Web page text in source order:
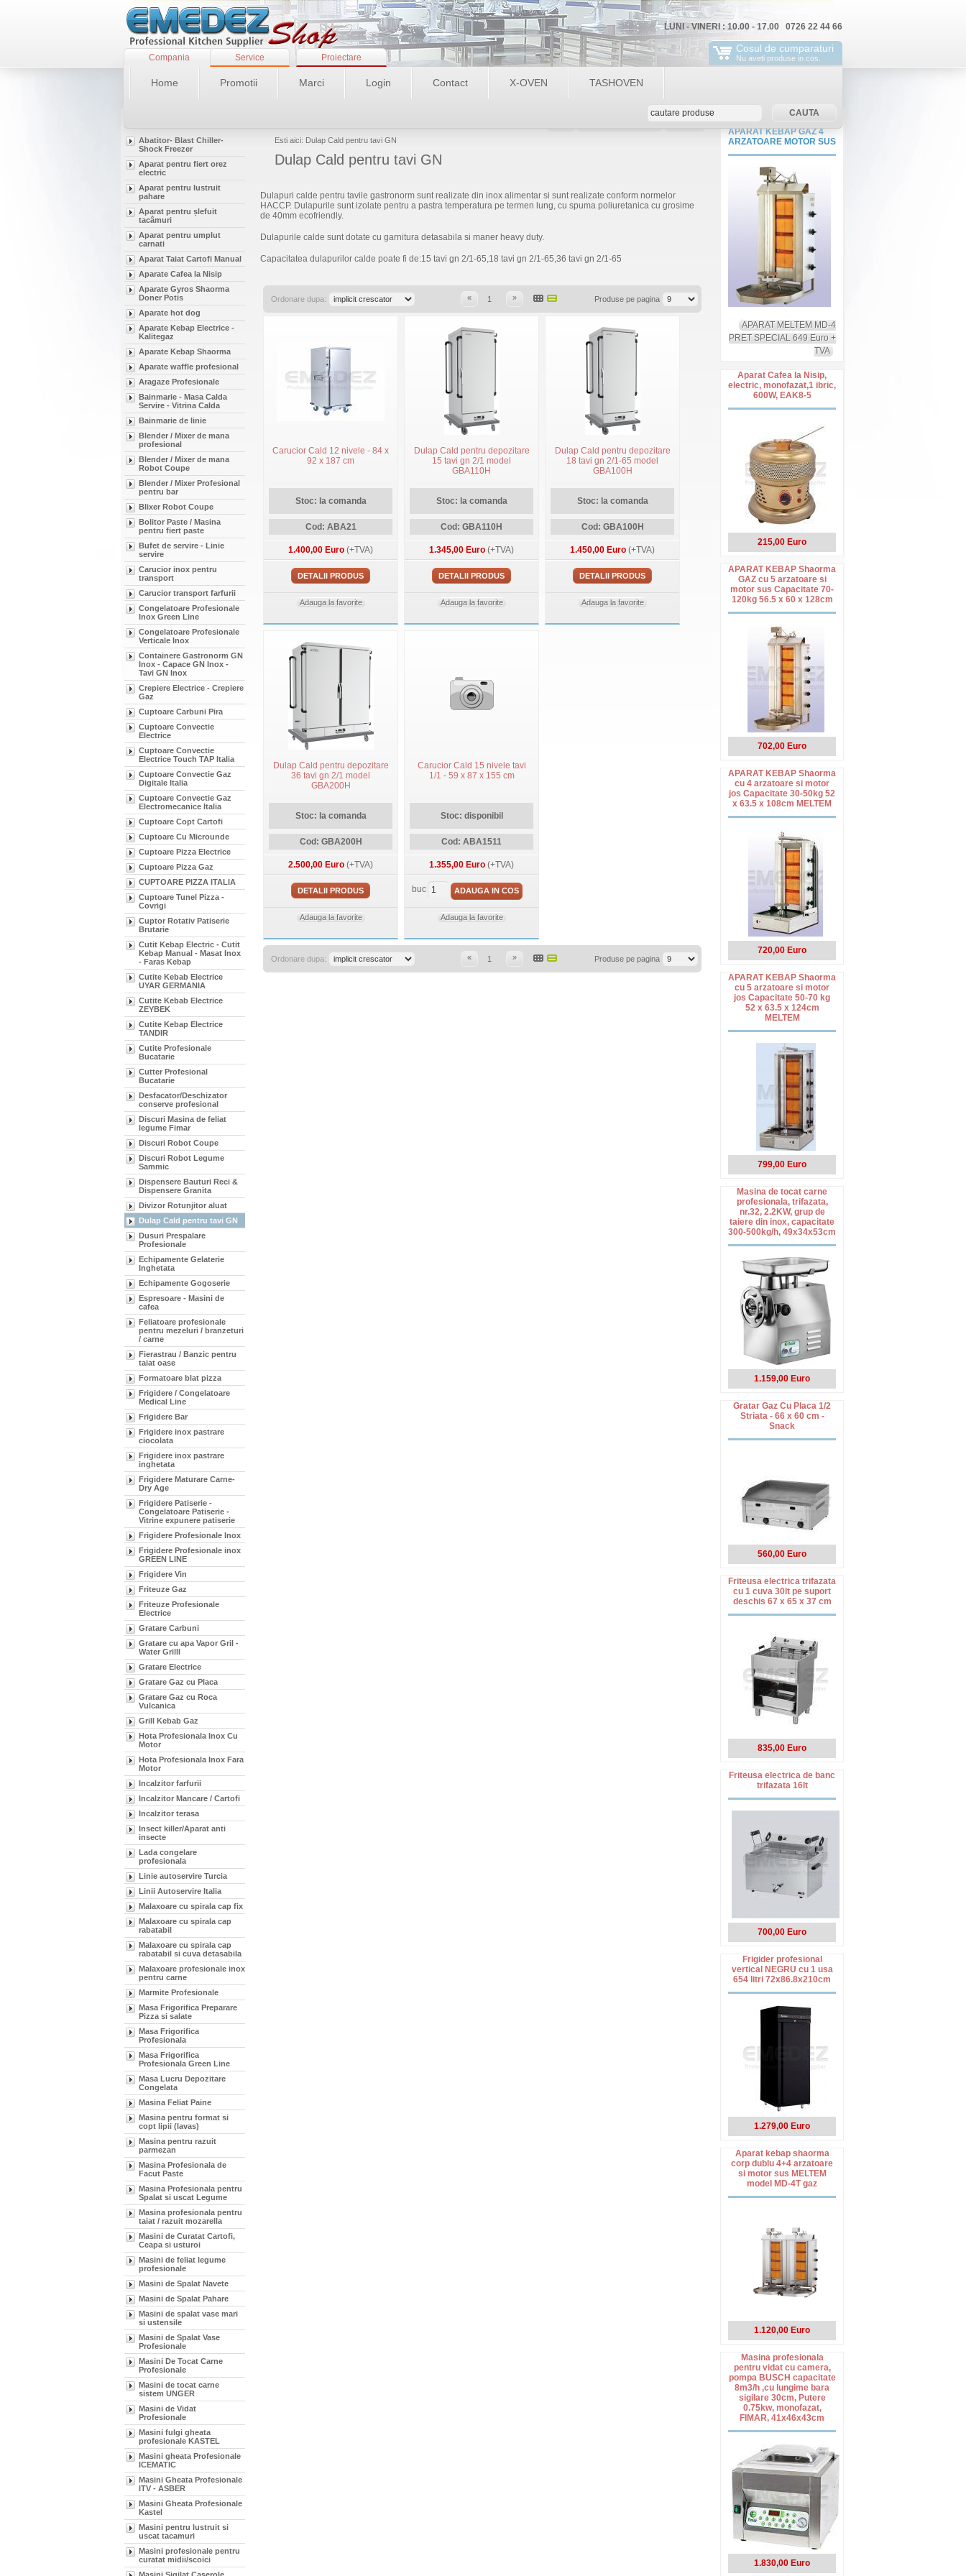
LUNI - VINERI : 10.00 - 17.00 0726 22 44 66
Cosul de cumparaturi
Nu aveti produse in cos.
Compania Service Proiectare
Home Promotii Marci Login Contact X-OVEN TASHOVEN
Abatitor- Blast Chiller-
Shock Freezer
Aparat pentru fiert orez
electric
Aparat pentru lustruit
pahare
Aparat pentru șlefuit
tacâmuri
Aparat pentru umplut
carnati
Aparat Taiat Cartofi Manual
Aparate Cafea la Nisip
Aparate Gyros Shaorma
Doner Potis
Aparate hot dog
Aparate Kebap Electrice -
Kalitegaz
Aparate Kebap Shaorma
Aparate waffle profesional
Aragaze Profesionale
Bainmarie - Masa Calda
Servire - Vitrina Calda
Bainmarie de linie
Blender / Mixer de mana
profesional
Blender / Mixer de mana
Robot Coupe
Blender / Mixer Profesional
pentru bar
Blixer Robot Coupe
Bolitor Paste / Masina
pentru fiert paste
Bufet de servire - Linie
servire
Carucior inox pentru
transport
Carucior transport farfurii
Congelatoare Profesionale
Inox Green Line
Congelatoare Profesionale
Verticale Inox
Containere Gastronorm GN
Inox - Capace GN Inox -
Tavi GN Inox
Crepiere Electrice - Crepiere
Gaz
Cuptoare Carbuni Pira
Cuptoare Convectie
Electrice
Cuptoare Convectie
Electrice Touch TAP Italia
Cuptoare Convectie Gaz
Digitale Italia
Cuptoare Convectie Gaz
Electromecanice Italia
Cuptoare Copt Cartofi
Cuptoare Cu Microunde
Cuptoare Pizza Electrice
Cuptoare Pizza Gaz
CUPTOARE PIZZA ITALIA
Cuptoare Tunel Pizza -
Covrigi
Cuptor Rotativ Patiserie
Brutarie
Cutit Kebap Electric - Cutit
Kebap Manual - Masat Inox
- Faras Kebap
Cutite Kebab Electrice
UYAR GERMANIA
Cutite Kebab Electrice
ZEYBEK
Cutite Kebap Electrice
TANDIR
Cutite Profesionale
Bucatarie
Cutter Profesional
Bucatarie
Desfacator/Deschizator
conserve profesional
Discuri Masina de feliat
legume Fimar
Discuri Robot Coupe
Discuri Robot Legume
Sammic
Dispensere Bauturi Reci &
Dispensere Granita
Divizor Rotunjitor aluat
Dulap Cald pentru tavi GN
Dusuri Prespalare
Profesionale
Echipamente Gelaterie
Inghetata
Echipamente Gogoserie
Espresoare - Masini de
cafea
Feliatoare profesionale
pentru mezeluri / branzeturi
/ carne
Fierastrau / Banzic pentru
taiat oase
Formatoare blat pizza
Frigidere / Congelatoare
Medical Line
Frigidere Bar
Frigidere inox pastrare
ciocolata
Frigidere inox pastrare
inghetata
Frigidere Maturare Carne-
Dry Age
Frigidere Patiserie -
Congelatoare Patiserie -
Vitrine expunere patiserie
Frigidere Profesionale Inox
Frigidere Profesionale inox
GREEN LINE
Frigidere Vin
Friteuze Gaz
Friteuze Profesionale
Electrice
Gratare Carbuni
Gratare cu apa Vapor Gril -
Water Grilll
Gratare Electrice
Gratare Gaz cu Placa
Gratare Gaz cu Roca
Vulcanica
Grill Kebab Gaz
Hota Profesionala Inox Cu
Motor
Hota Profesionala Inox Fara
Motor
Incalzitor farfurii
Incalzitor Mancare / Cartofi
Incalzitor terasa
Insect killer/Aparat anti
insecte
Lada congelare
profesionala
Linie autoservire Turcia
Linii Autoservire Italia
Malaxoare cu spirala cap fix
Malaxoare cu spirala cap
rabatabil
Malaxoare cu spirala cap
rabatabil si cuva detasabila
Malaxoare profesionale inox
pentru carne
Marmite Profesionale
Masa Frigorifica Preparare
Pizza si salate
Masa Frigorifica
Profesionala
Masa Frigorifica
Profesionala Green Line
Masa Lucru Depozitare
Congelata
Masina Feliat Paine
Masina pentru format si
copt lipii (lavas)
Masina pentru razuit
parmezan
Masina Profesionala de
Facut Paste
Masina Profesionala pentru
Spalat si uscat Legume
Masina profesionala pentru
taiat / razuit mozarella
Masini de Curatat Cartofi,
Ceapa si usturoi
Masini de feliat legume
profesionale
Masini de Spalat Navete
Masini de Spalat Pahare
Masini de spalat vase mari
si ustensile
Masini de Spalat Vase
Profesionale
Masini De Tocat Carne
Profesionale
Masini de tocat carne
sistem UNGER
Masini de Vidat
Profesionale
Masini fulgi gheata
profesionale KASTEL
Masini gheata Profesionale
ICEMATIC
Masini Gheata Profesionale
ITV - ASBER
Masini Gheata Profesionale
Kastel
Masini pentru lustruit si
uscat tacamuri
Masini profesionale pentru
curatat midii/scoici
Esti aici: Dulap Cald pentru tavi GN
Dulap Cald pentru tavi GN
Dulapuri calde pentru tavile gastronorm sunt realizate din inox alimentar si sunt realizate conform normelor
HACCP. Dulapurile sunt izolate pentru a pastra temperatura pe termen lung, cu spuma poliuretanica cu grosime
de 40mm ecofriendly.
Dulapurile calde sunt dotate cu garnitura detasabila si maner heavy duty.
Capacitatea dulapurilor calde poate fi de:15 tavi gn 2/1-65,18 tavi gn 2/1-65,36 tavi gn 2/1-65
Ordonare dupa: « 1 » Produse pe pagina
Carucior Cald 12 nivele - 84 x
92 x 187 cm
Stoc: la comanda
Cod: ABA21
1.400,00 Euro (+TVA)
DETALII PRODUS
Adauga la favorite
Dulap Cald pentru depozitare
15 tavi gn 2/1 model
GBA110H
Stoc: la comanda
Cod: GBA110H
1.345,00 Euro (+TVA)
DETALII PRODUS
Adauga la favorite
Dulap Cald pentru depozitare
18 tavi gn 2/1-65 model
GBA100H
Stoc: la comanda
Cod: GBA100H
1.450,00 Euro (+TVA)
DETALII PRODUS
Adauga la favorite
Dulap Cald pentru depozitare
36 tavi gn 2/1 model
GBA200H
Stoc: la comanda
Cod: GBA200H
2.500,00 Euro (+TVA)
DETALII PRODUS
Adauga la favorite
Carucior Cald 15 nivele tavi
1/1 - 59 x 87 x 155 cm
Stoc: disponibil
Cod: ABA1511
1.355,00 Euro (+TVA)
buc ADAUGA IN COS
Adauga la favorite
Ordonare dupa: « 1 » Produse pe pagina
APARAT KEBAP GAZ 4
ARZATOARE MOTOR SUS
APARAT MELTEM MD-4
PRET SPECIAL 649 Euro +
TVA
Aparat Cafea la Nisip,
electric, monofazat,1 ibric,
600W, EAK8-5
215,00 Euro
APARAT KEBAP Shaorma
GAZ cu 5 arzatoare si
motor sus Capacitate 70-
120kg 56.5 x 60 x 128cm
702,00 Euro
APARAT KEBAP Shaorma
cu 4 arzatoare si motor
jos Capacitate 30-50kg 52
x 63.5 x 108cm MELTEM
720,00 Euro
APARAT KEBAP Shaorma
cu 5 arzatoare si motor
jos Capacitate 50-70 kg
52 x 63.5 x 124cm
MELTEM
799,00 Euro
Masina de tocat carne
profesionala, trifazata,
nr.32, 2.2KW, grup de
taiere din inox, capacitate
300-500kg/h, 49x34x53cm
1.159,00 Euro
Gratar Gaz Cu Placa 1/2
Striata - 66 x 60 cm -
Snack
560,00 Euro
Friteusa electrica trifazata
cu 1 cuva 30lt pe suport
deschis 67 x 65 x 37 cm
835,00 Euro
Friteusa electrica de banc
trifazata 16lt
700,00 Euro
Frigider profesional
vertical NEGRU cu 1 usa
654 litri 72x86.8x210cm
1.279,00 Euro
Aparat kebap shaorma
corp dublu 4+4 arzatoare
si motor sus MELTEM
model MD-4T gaz
1.120,00 Euro
Masina profesionala
pentru vidat cu camera,
pompa BUSCH capacitate
8m3/h ,cu lungime bara
sigilare 30cm, Putere
0.75kw, monofazat,
FIMAR, 41x46x43cm
1.830,00 Euro